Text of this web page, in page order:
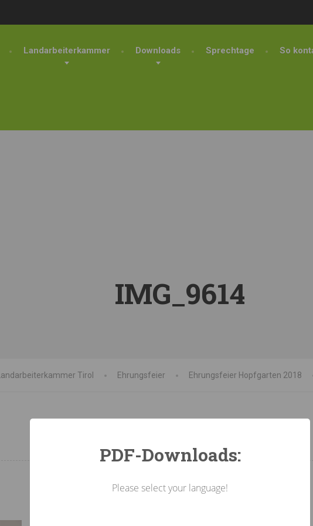
Landarbeiterkammer Downloads Sprechtage So
IMG_9614
Landarbeiterkammer Tirol Ehrungsfeier Ehrungsfeier Hopfgarten 2018
PDF-Downloads:
Please select your language!